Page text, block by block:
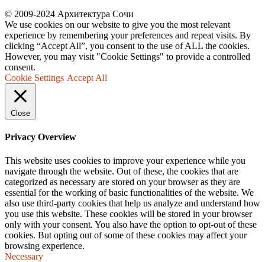
© 2009-2024 Архитектура Сочи
We use cookies on our website to give you the most relevant
experience by remembering your preferences and repeat visits. By
clicking “Accept All”, you consent to the use of ALL the cookies.
However, you may visit "Cookie Settings" to provide a controlled
consent.
Cookie Settings Accept All
Close
Privacy Overview
This website uses cookies to improve your experience while you
navigate through the website. Out of these, the cookies that are
categorized as necessary are stored on your browser as they are
essential for the working of basic functionalities of the website. We
also use third-party cookies that help us analyze and understand how
you use this website. These cookies will be stored in your browser
only with your consent. You also have the option to opt-out of these
cookies. But opting out of some of these cookies may affect your
browsing experience.
Necessary